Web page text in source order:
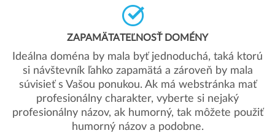
ZAPAMÄTATEĽNOSŤ DOMÉNY
Ideálna doména by mala byť jednoduchá, taká ktorú
si návštevník ľahko zapamätá a zároveň by mala
súvisieť s Vašou ponukou. Ak má webstránka mať
profesionálny charakter, vyberte si nejaký
profesionálny názov, ak humorný, tak môžete použiť
humorný názov a podobne.